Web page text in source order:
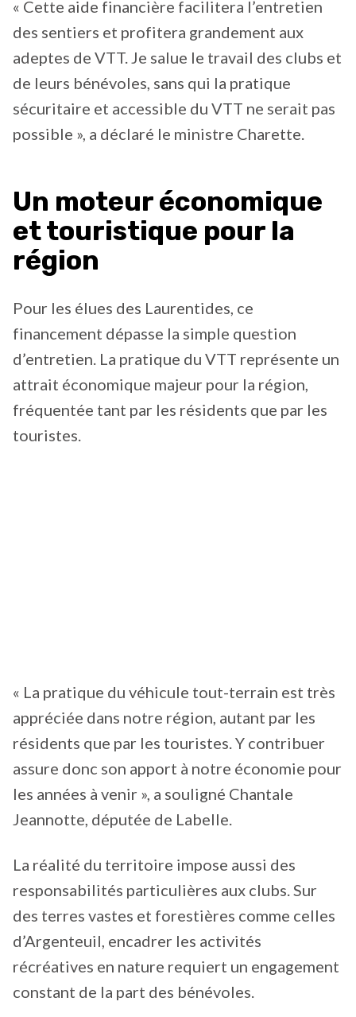
« Cette aide financière facilitera l’entretien
des sentiers et profitera grandement aux
adeptes de VTT. Je salue le travail des clubs et
de leurs bénévoles, sans qui la pratique
sécuritaire et accessible du VTT ne serait pas
possible », a déclaré le ministre Charette.
Un moteur économique
et touristique pour la
région
Pour les élues des Laurentides, ce
financement dépasse la simple question
d’entretien. La pratique du VTT représente un
attrait économique majeur pour la région,
fréquentée tant par les résidents que par les
touristes.
« La pratique du véhicule tout-terrain est très
appréciée dans notre région, autant par les
résidents que par les touristes. Y contribuer
assure donc son apport à notre économie pour
les années à venir », a souligné Chantale
Jeannotte, députée de Labelle.
La réalité du territoire impose aussi des
responsabilités particulières aux clubs. Sur
des terres vastes et forestières comme celles
d’Argenteuil, encadrer les activités
récréatives en nature requiert un engagement
constant de la part des bénévoles.